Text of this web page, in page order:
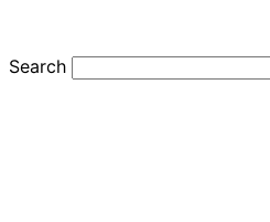
Search